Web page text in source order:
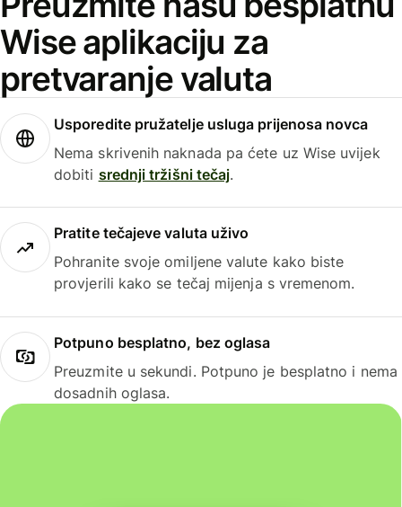
Wise aplikaciju za
pretvaranje valuta
Usporedite pružatelje usluga prijenosa novca
Nema skrivenih naknada pa ćete uz Wise uvijek
dobiti srednji tržišni tečaj.
Pratite tečajeve valuta uživo
Pohranite svoje omiljene valute kako biste
provjerili kako se tečaj mijenja s vremenom.
Potpuno besplatno, bez oglasa
Preuzmite u sekundi. Potpuno je besplatno i nema
dosadnih oglasa.